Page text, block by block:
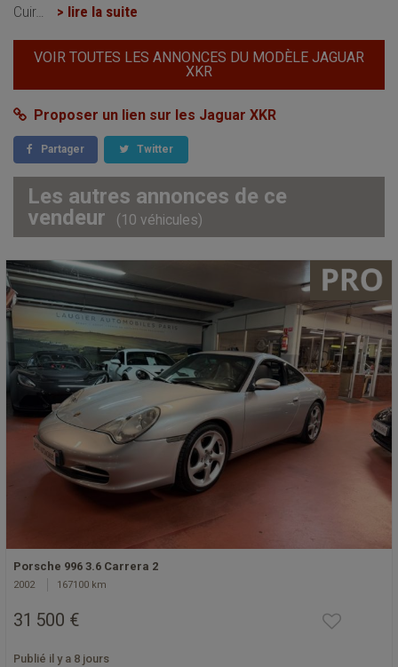
Cuir… > lire la suite
VOIR TOUTES LES ANNONCES DU MODÈLE JAGUAR
XKR
Proposer un lien sur les Jaguar XKR
Partager Twitter
Les autres annonces de ce
vendeur
(10 véhicules)
Porsche 996 3.6 Carrera 2
2002 167100 km
31 500 €
Publié il y a 8 jours